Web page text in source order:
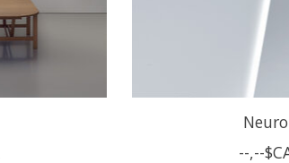
Neuro
--,--